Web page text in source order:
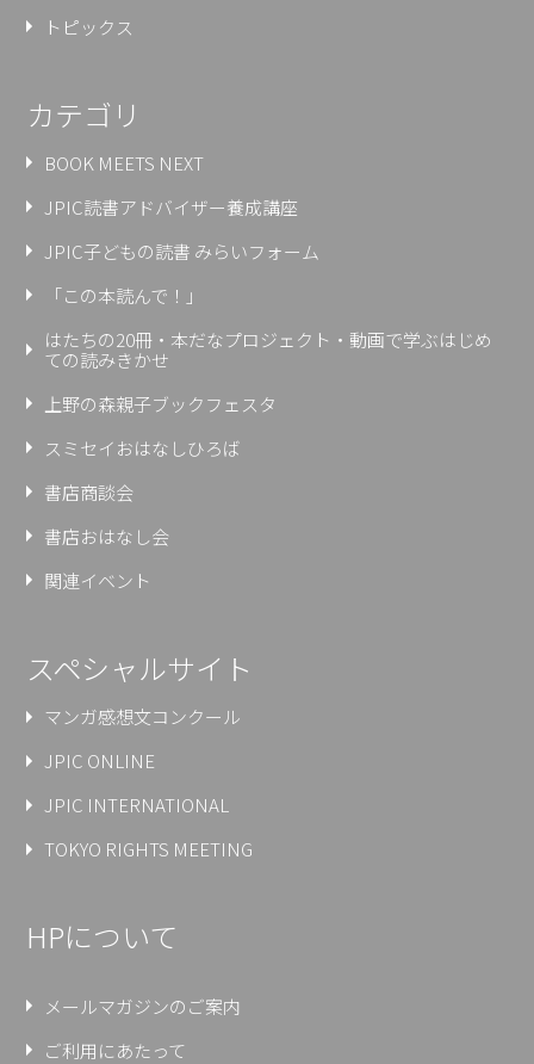
トピックス
カテゴリ
BOOK MEETS NEXT
JPIC読書アドバイザー養成講座
JPIC子どもの読書 みらいフォーム
「この本読んで！」
はたちの20冊・本だなプロジェクト・動画で学ぶはじめ
ての読みきかせ
上野の森親⼦ブックフェスタ
スミセイおはなしひろば
書店商談会
書店おはなし会
関連イベント
スペシャルサイト
マンガ感想文コンクール
JPIC ONLINE
JPIC INTERNATIONAL
TOKYO RIGHTS MEETING
HPについて
メールマガジンのご案内
ご利用にあたって